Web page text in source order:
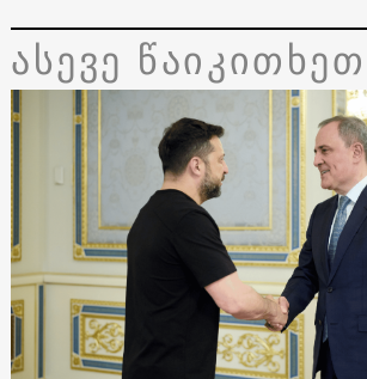
ასევე წაიკითხეთ